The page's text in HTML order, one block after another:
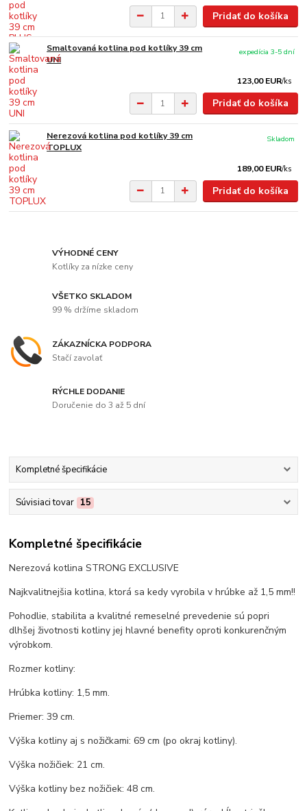
Pridať do košíka
Smaltovaná kotlina pod kotlíky 39 cm
UNI
123,00 EUR/ks
expedícia 3-5 dní
Pridať do košíka
Nerezová kotlina pod kotlíky 39 cm
TOPLUX
189,00 EUR/ks
Skladom
Pridať do košíka
VÝHODNÉ CENY
Kotlíky za nízke ceny
VŠETKO SKLADOM
99 % držíme skladom
ZÁKAZNÍCKA PODPORA
Stačí zavolať
RÝCHLE DODANIE
Doručenie do 3 až 5 dní
Kompletné špecifikácie
Súvisiaci tovar 15
Kompletné špecifikácie
Nerezová kotlina STRONG EXCLUSIVE
Najkvalitnejšia kotlina, ktorá sa kedy vyrobila v hrúbke až 1,5 mm!!
Pohodlie, stabilita a kvalitné remeselné prevedenie sú popri
dlhšej životnosti kotliny jej hlavné benefity oproti konkurenčným
výrobkom.
Rozmer kotliny:
Hrúbka kotliny: 1,5 mm.
Priemer: 39 cm.
Výška kotliny aj s nožičkami: 69 cm (po okraj kotliny).
Výška nožičiek: 21 cm.
Výška kotliny bez nožičiek: 48 cm.